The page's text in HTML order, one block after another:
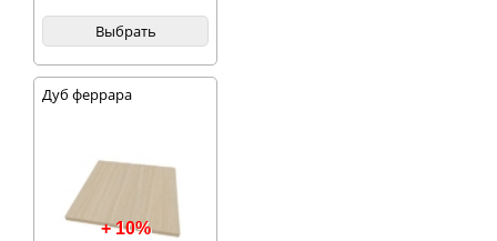
Выбрать
Дуб феррара
+ 10%